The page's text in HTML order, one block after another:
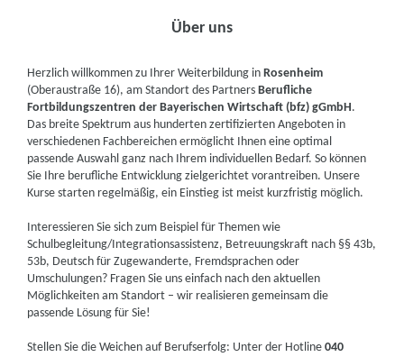
Über uns
Herzlich willkommen zu Ihrer Weiterbildung inRosenheim
(Oberaustraße 16), am Standort des PartnersBerufliche
Fortbildungszentren der Bayerischen Wirtschaft (bfz) gGmbH.
Das breite Spektrum aus hunderten zertifizierten Angeboten in
verschiedenen Fachbereichen ermöglicht Ihnen eine optimal
passende Auswahl ganz nach Ihrem individuellen Bedarf. So können
Sie Ihre berufliche Entwicklung zielgerichtet vorantreiben. Unsere
Kurse starten regelmäßig, ein Einstieg ist meist kurzfristig möglich.
Interessieren Sie sich zum Beispiel für Themen wie
Schulbegleitung/Integrationsassistenz, Betreuungskraft nach §§ 43b,
53b, Deutsch für Zugewanderte, Fremdsprachen oder
Umschulungen? Fragen Sie uns einfach nach den aktuellen
Möglichkeiten am Standort – wir realisieren gemeinsam die
passende Lösung für Sie!
Stellen Sie die Weichen auf Berufserfolg: Unter der Hotline040